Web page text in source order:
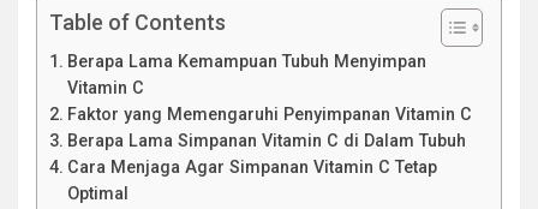
Table of Contents
Berapa Lama Kemampuan Tubuh Menyimpan
Vitamin C
Faktor yang Memengaruhi Penyimpanan Vitamin C
Berapa Lama Simpanan Vitamin C di Dalam Tubuh
Cara Menjaga Agar Simpanan Vitamin C Tetap
Optimal